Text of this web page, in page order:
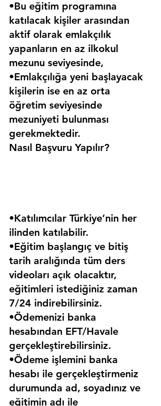
•Bu eğitim programına
katılacak kişiler arasından
aktif olarak emlakçılık
yapanların en az ilkokul
mezunu seviyesinde,
•Emlakçılığa yeni başlayacak
kişilerin ise en az orta
öğretim seviyesinde
mezuniyeti bulunması
gerekmektedir.
Nasıl Başvuru Yapılır?
•Katılımcılar Türkiye’nin her
ilinden katılabilir.
•Eğitim başlangıç ve bitiş
tarih aralığında tüm ders
videoları açık olacaktır,
eğitimleri istediğiniz zaman
7/24 indirebilirsiniz.
•Ödemenizi banka
hesabından EFT/Havale
gerçekleştirebilirsiniz.
•Ödeme işlemini banka
hesabı ile gerçekleştirmeniz
durumunda ad, soyadınız ve
eğitimin adı ile